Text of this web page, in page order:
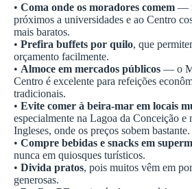
• Coma onde os moradores comem —
próximos a universidades e ao Centro
mais baratos.
• Prefira buffets por quilo, que
orçamento facilmente.
• Almoce em mercados públicos — o
Centro é excelente para refeições
tradicionais.
• Evite comer à beira-mar em locais
especialmente na Lagoa da Conceição e
Ingleses, onde os preços sobem bastante.
• Compre bebidas e snacks em
nunca em quiosques turísticos.
• Divida pratos, pois muitos vêm em
generosas.